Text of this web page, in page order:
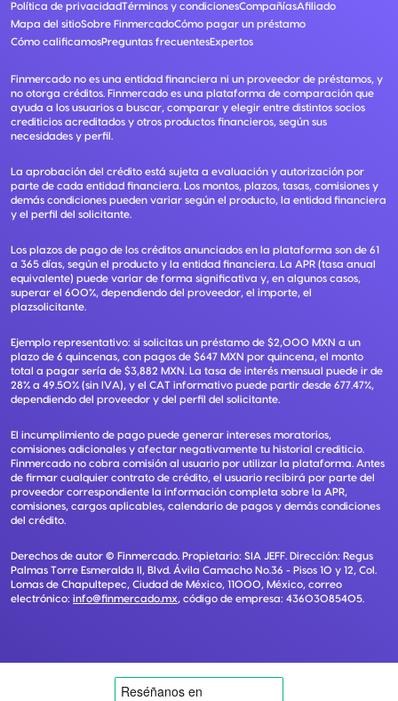
Política de privacidadTérminos y condicionesCompañíasAfiliado
Mapa del sitioSobre FinmercadoCómo pagar un préstamo
Cómo calificamosPreguntas frecuentesExpertos
Finmercado no es una entidad financiera ni un proveedor de préstamos, y
no otorga créditos. Finmercado es una plataforma de comparación que
ayuda a los usuarios a buscar, comparar y elegir entre distintos socios
crediticios acreditados y otros productos financieros, según sus
necesidades y perfil.
La aprobación del crédito está sujeta a evaluación y autorización por
parte de cada entidad financiera. Los montos, plazos, tasas, comisiones y
demás condiciones pueden variar según el producto, la entidad financiera
y el perfil del solicitante.
Los plazos de pago de los créditos anunciados en la plataforma son de 61
a 365 días, según el producto y la entidad financiera. La APR (tasa anual
equivalente) puede variar de forma significativa y, en algunos casos,
superar el 600%, dependiendo del proveedor, el importe, el
plazsolicitante.
Ejemplo representativo: si solicitas un préstamo de $2,000 MXN a un
plazo de 6 quincenas, con pagos de $647 MXN por quincena, el monto
total a pagar sería de $3,882 MXN. La tasa de interés mensual puede ir de
28% a 49.50% (sin IVA), y el CAT informativo puede partir desde 677.47%,
dependiendo del proveedor y del perfil del solicitante.
El incumplimiento de pago puede generar intereses moratorios,
comisiones adicionales y afectar negativamente tu historial crediticio.
Finmercado no cobra comisión al usuario por utilizar la plataforma. Antes
de firmar cualquier contrato de crédito, el usuario recibirá por parte del
proveedor correspondiente la información completa sobre la APR,
comisiones, cargos aplicables, calendario de pagos y demás condiciones
del crédito.
Derechos de autor © Finmercado. Propietario: SIA JEFF. Dirección: Regus
Palmas Torre Esmeralda II, Blvd. Ávila Camacho No.36 - Pisos 10 y 12, Col.
Lomas de Chapultepec, Ciudad de México, 11000, México, correo
electrónico: info@finmercado.mx, código de empresa: 43603085405.